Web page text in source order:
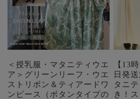
＜授乳服・マタニティウエ
ア＞グリーンリーフ・ウエ
ストリボン＆ティアードワ
ンピース（ボタンタイプの
【13
日発
タニ
き！